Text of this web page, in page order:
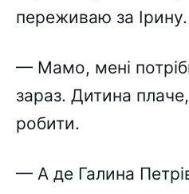
переживаю за
— Мамо, мені
зараз. Дитина
робити.
— А де Галина